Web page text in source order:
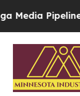
Backfires